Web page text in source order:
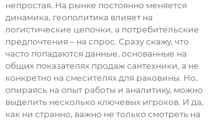
непростая. На рынке постоянно меняется
динамика, геополитика влияет на
логистические цепочки, а потребительские
предпочтения – на спрос. Сразу скажу, что
часто попадаются данные, основанные на
общих показателях продаж сантехники, а не
конкретно на смесителях для раковины. Но,
опираясь на опыт работы и аналитику, можно
выделить несколько ключевых игроков. И да,
как ни странно, важно не только смотреть на